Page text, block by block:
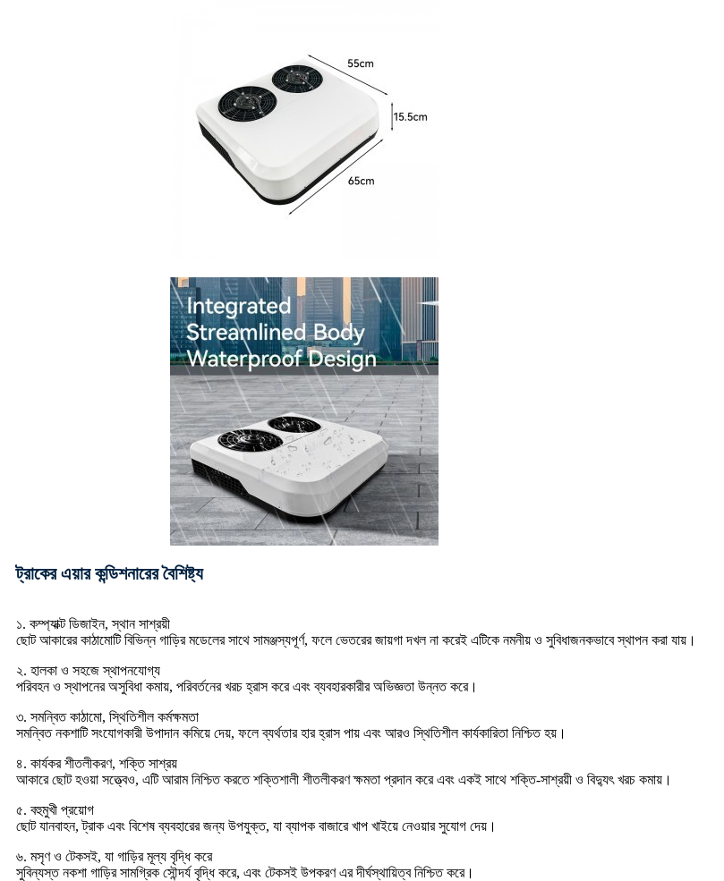
ট্রাকের এয়ার কন্ডিশনারের বৈশিষ্ট্য
১. কম্প্যাক্ট ডিজাইন, স্থান সাশ্রয়ী
ছোট আকারের কাঠামোটি বিভিন্ন গাড়ির মডেলের সাথে সামঞ্জস্যপূর্ণ, ফলে ভেতরের জায়গা দখল না করেই এটিকে নমনীয় ও সুবিধাজনকভাবে স্থাপন করা যায়।
২. হালকা ও সহজে স্থাপনযোগ্য
পরিবহন ও স্থাপনের অসুবিধা কমায়, পরিবর্তনের খরচ হ্রাস করে এবং ব্যবহারকারীর অভিজ্ঞতা উন্নত করে।
৩. সমন্বিত কাঠামো, স্থিতিশীল কর্মক্ষমতা
সমন্বিত নকশাটি সংযোগকারী উপাদান কমিয়ে দেয়, ফলে ব্যর্থতার হার হ্রাস পায় এবং আরও স্থিতিশীল কার্যকারিতা নিশ্চিত হয়।
৪. কার্যকর শীতলীকরণ, শক্তি সাশ্রয়
আকারে ছোট হওয়া সত্ত্বেও, এটি আরাম নিশ্চিত করতে শক্তিশালী শীতলীকরণ ক্ষমতা প্রদান করে এবং একই সাথে শক্তি-সাশ্রয়ী ও বিদ্যুৎ খরচ কমায়।
৫. বহুমুখী প্রয়োগ
ছোট যানবাহন, ট্রাক এবং বিশেষ ব্যবহারের জন্য উপযুক্ত, যা ব্যাপক বাজারে খাপ খাইয়ে নেওয়ার সুযোগ দেয়।
৬. মসৃণ ও টেকসই, যা গাড়ির মূল্য বৃদ্ধি করে
সুবিন্যস্ত নকশা গাড়ির সামগ্রিক সৌন্দর্য বৃদ্ধি করে, এবং টেকসই উপকরণ এর দীর্ঘস্থায়িত্ব নিশ্চিত করে।